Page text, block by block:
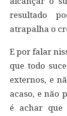
resultado
atrapalha o
E por falar
que todo
externos, e
acaso, e não
é achar que